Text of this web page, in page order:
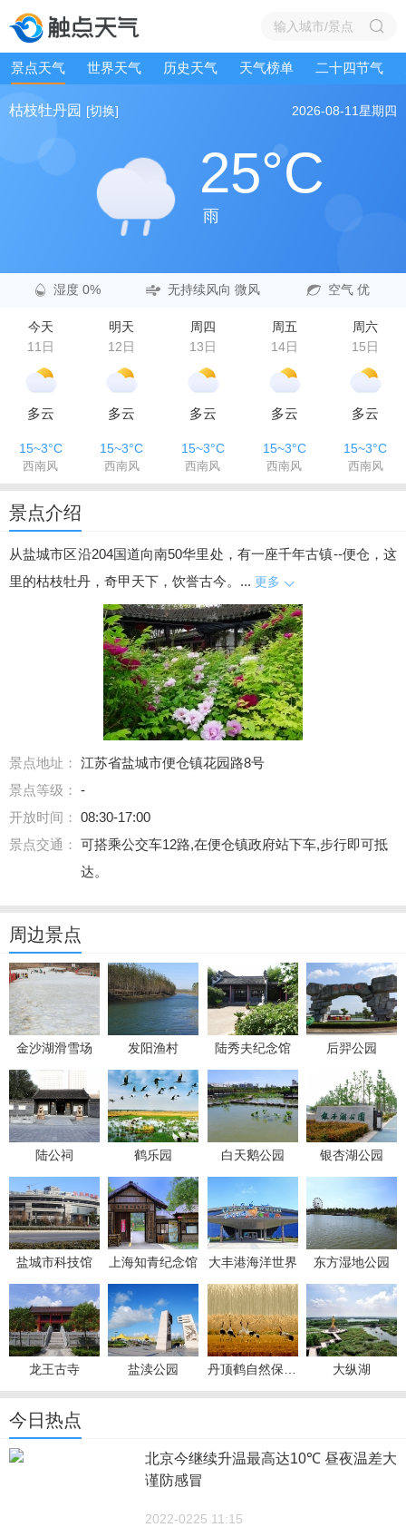
景点天气 世界天气 历史天气 天气榜单 二十四节气
枯枝牡丹园 [切换] 2026-08-11星期四
25°C
雨
湿度 0% 无持续风向 微风 空气 优
今天
11日
明天
12日
周四
13日
周五
14日
周六
15日
多云 多云 多云 多云 多云
15~3°C 15~3°C 15~3°C 15~3°C 15~3°C
西南风 西南风 西南风 西南风 西南风
景点介绍
从盐城市区沿204国道向南50华里处，有一座千年古镇--便仓，这
里的枯枝牡丹，奇甲天下，饮誉古今。... 更多
景点地址： 江苏省盐城市便仓镇花园路8号
景点等级： -
开放时间： 08:30-17:00
景点交通： 可搭乘公交车12路,在便仓镇政府站下车,步行即可抵
达。
周边景点
金沙湖滑雪场 发阳渔村 陆秀夫纪念馆 后羿公园
陆公祠 鹤乐园 白天鹅公园 银杏湖公园
盐城市科技馆 上海知青纪念馆 大丰港海洋世界 东方湿地公园
龙王古寺 盐渎公园 大纵湖
今日热点
北京今继续升温最高达10℃ 昼夜温差大
谨防感冒
2022-0225 11:15